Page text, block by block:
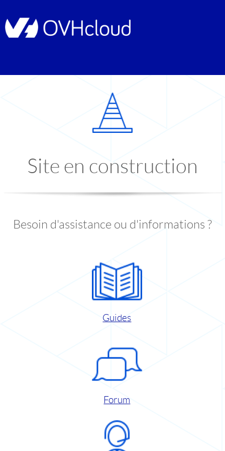
Site en construction
Besoin d'assistance ou d'informations ?
Guides
Forum